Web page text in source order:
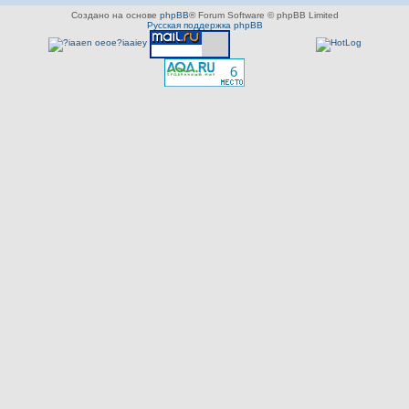
Создано на основе phpBB® Forum Software © phpBB Limited
Русская поддержка phpBB